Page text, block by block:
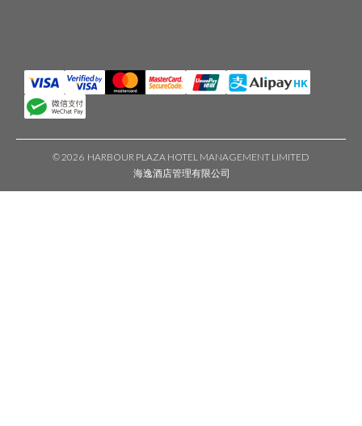
©2026 HARBOUR PLAZA HOTEL MANAGEMENT LIMITED
海逸酒店管理有限公司